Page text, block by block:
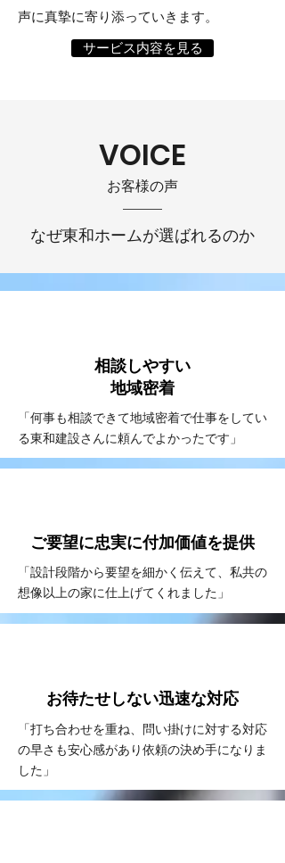
声に真摯に寄り添っていきます。
サービス内容を見る
VOICE
お客様の声
なぜ東和ホームが選ばれるのか
相談しやすい
​地域密着
「何事も相談できて地域密着で仕事をしてい
る東和建設さんに頼んでよかったです」
ご要望に忠実に付加価値を提供
「設計段階から要望を細かく伝えて、私共の
想像以上の家に仕上げてくれました」
お待たせしない​迅速な対応
「打ち合わせを重ね、問い掛けに対する対応
の早さも安心感があり依頼の決め手になりま
した」